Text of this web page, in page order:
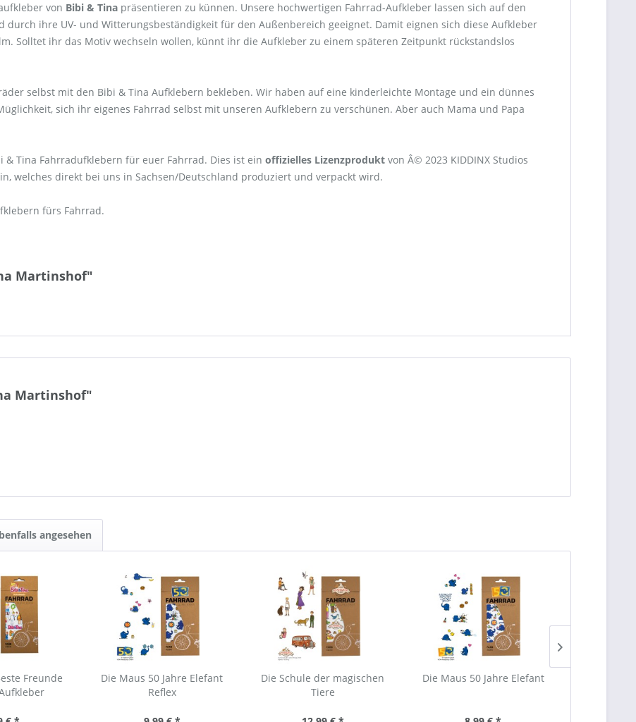
von Bibi & Tina präsentieren zu künnen. Unsere hochwertigen Fahrrad-Aufkleber lassen sich auf den
durch ihre UV- und Witterungsbeständigkeit für den Außenbereich geeignet. Damit eignen sich diese Aufkleber
Solltet ihr das Motiv wechseln wollen, künnt ihr die Aufkleber zu einem späteren Zeitpunkt rückstandslos
selbst mit den Bibi & Tina Aufklebern bekleben. Wir haben auf eine kinderleichte Montage und ein dünnes
sich ihr eigenes Fahrrad selbst mit unseren Aufklebern zu verschünen. Aber auch Mama und Papa
Tina Fahrradufklebern für euer Fahrrad. Dies ist ein offizielles Lizenzprodukt von Â© 2023 KIDDINX Studios
welches direkt bei uns in Sachsen/Deutschland produziert und verpackt wird.
fürs Fahrrad.
Martinshof"
Martinshof"
angesehen
Freunde
Die Maus 50 Jahre Elefant
Reflex
Die Schule der magischen
Tiere
Die Maus 50 Jahre Elefant